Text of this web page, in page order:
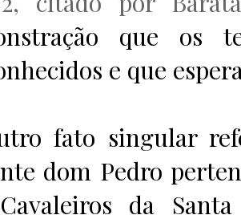
que os
e que
fato singular
dom Pedro
da